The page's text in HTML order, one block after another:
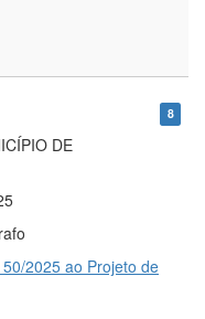
8
DE
2025 ao Projeto de